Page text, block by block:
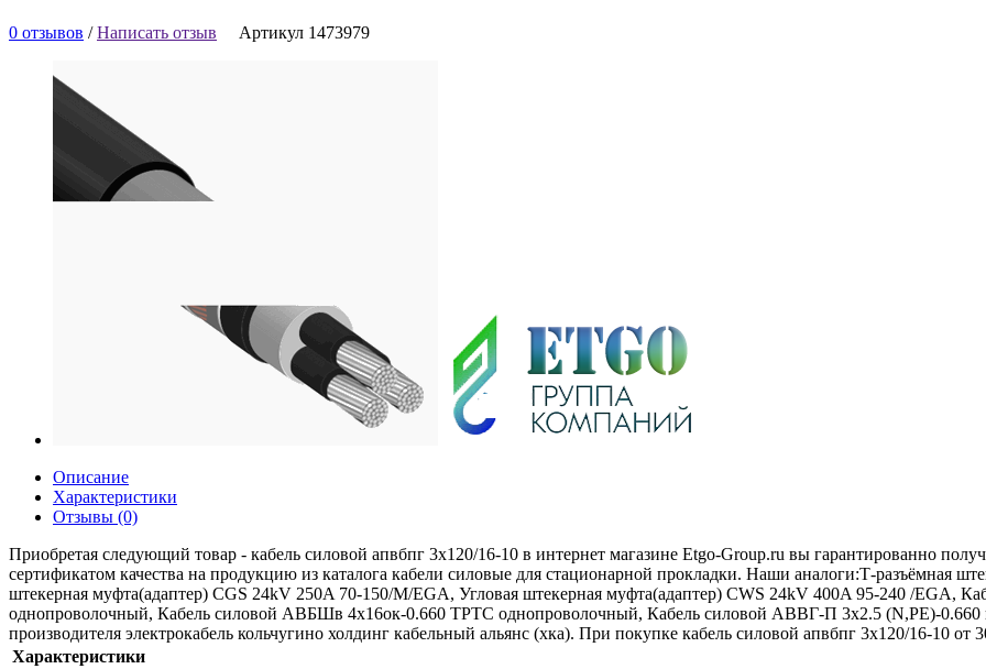
0 отзывов /Написать отзыв Артикул 1473979
Описание
Характеристики
Отзывы (0)
Приобретая следующий товар - кабель силовой апвбпг 3х120/16-10 в интернет магазине Etgo-Group.ru вы гарантированно
сертификатом качества на продукцию из каталога кабели силовые для стационарной прокладки. Наши аналоги:Т-разъёмная
штекерная муфта(адаптер) CGS 24kV 250A 70-150/M/EGA, Угловая штекерная муфта(адаптер) CWS 24kV 400A 95-240 /EGA,
однопроволочный, Кабель силовой АВБШв 4х16ок-0.660 ТРТС однопроволочный, Кабель силовой АВВГ-П 3х2.5 (N,РЕ)-
производителя электрокабель кольчугино холдинг кабельный альянс (хка). При покупке кабель силовой апвбпг 3х120/16-10 от
Характеристики